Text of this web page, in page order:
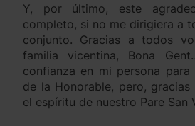
Y, por último, este
completo, si no me dirigiera a
conjunto. Gracias a todos
familia vicentina, Bona
confianza en mi persona
de la Honorable, pero,
el espíritu de nuestro Pare San